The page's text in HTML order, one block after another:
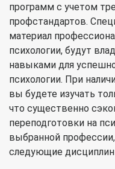
программ с учетом
профстандартов.
материал
психологии, будут
навыками для
психологии. При
вы будете изучать
что существенно
переподготовки на
выбранной
следующие